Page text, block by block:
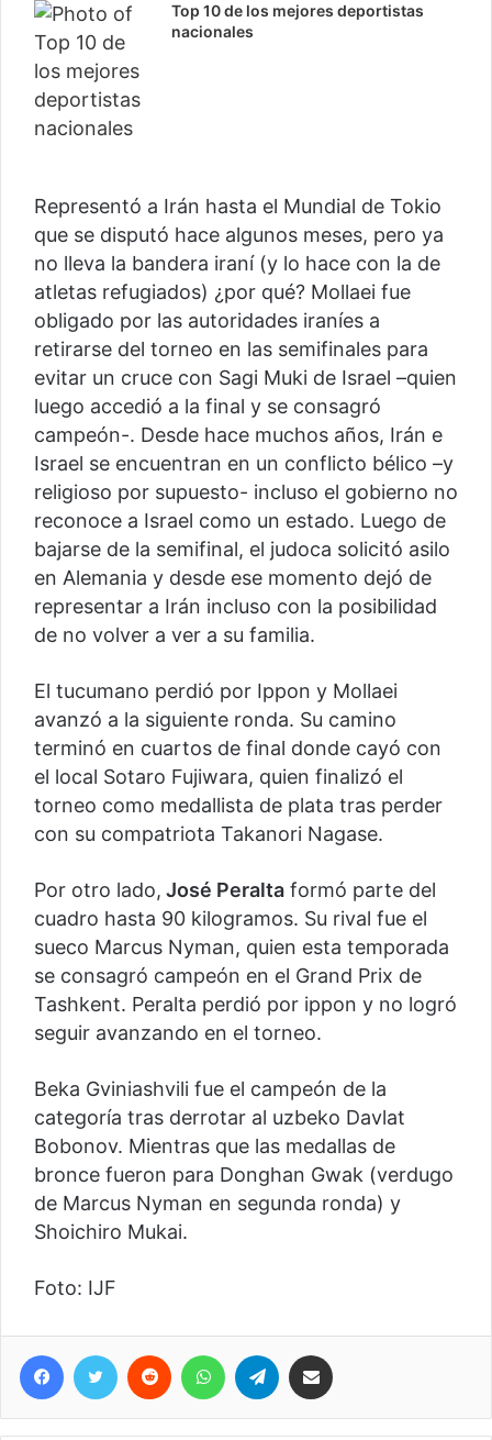
Top 10 de los mejores deportistas
nacionales
Representó a Irán hasta el Mundial de Tokio
que se disputó hace algunos meses, pero ya
no lleva la bandera iraní (y lo hace con la de
atletas refugiados) ¿por qué? Mollaei fue
obligado por las autoridades iraníes a
retirarse del torneo en las semifinales para
evitar un cruce con Sagi Muki de Israel –quien
luego accedió a la final y se consagró
campeón-. Desde hace muchos años, Irán e
Israel se encuentran en un conflicto bélico –y
religioso por supuesto- incluso el gobierno no
reconoce a Israel como un estado. Luego de
bajarse de la semifinal, el judoca solicitó asilo
en Alemania y desde ese momento dejó de
representar a Irán incluso con la posibilidad
de no volver a ver a su familia.
El tucumano perdió por Ippon y Mollaei
avanzó a la siguiente ronda. Su camino
terminó en cuartos de final donde cayó con
el local Sotaro Fujiwara, quien finalizó el
torneo como medallista de plata tras perder
con su compatriota Takanori Nagase.
Por otro lado, José Peralta formó parte del
cuadro hasta 90 kilogramos. Su rival fue el
sueco Marcus Nyman, quien esta temporada
se consagró campeón en el Grand Prix de
Tashkent. Peralta perdió por ippon y no logró
seguir avanzando en el torneo.
Beka Gviniashvili fue el campeón de la
categoría tras derrotar al uzbeko Davlat
Bobonov. Mientras que las medallas de
bronce fueron para Donghan Gwak (verdugo
de Marcus Nyman en segunda ronda) y
Shoichiro Mukai.
Foto: IJF
Facebook
Twitter Reddit WhatsAppTelegram